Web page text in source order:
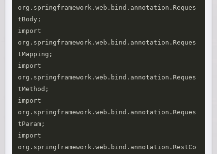
org.springframework.web.bind.annotation.Reques
tBody;
import
org.springframework.web.bind.annotation.Reques
tMapping;
import
org.springframework.web.bind.annotation.Reques
tMethod;
import
org.springframework.web.bind.annotation.Reques
tParam;
import
org.springframework.web.bind.annotation.RestCo